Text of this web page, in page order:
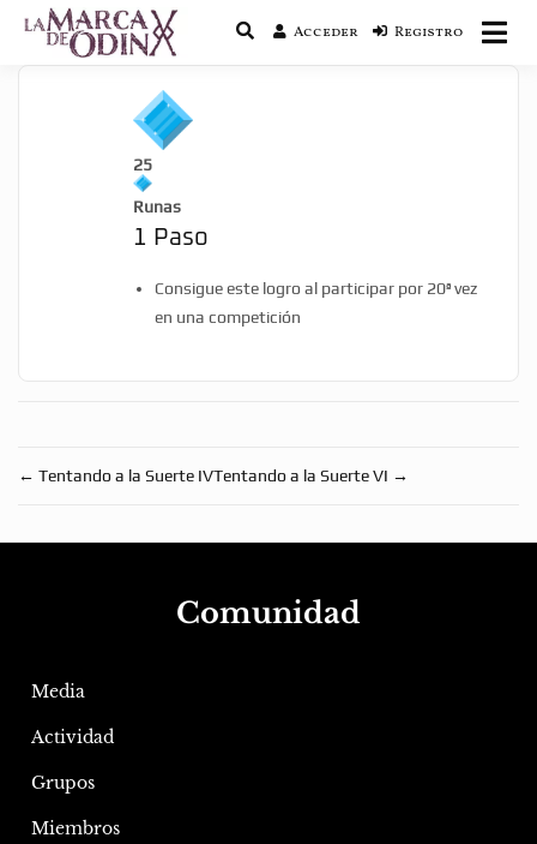
La Marca de Odín
La saga literaria transmedia que fusiona
actualidad con mitología nórdica y
Acceder Registro
25
Runas
1 Paso
Consigue este logro al participar por 20ª vez
en una competición
← Tentando a la Suerte IVTentando a la Suerte VI →
Comunidad
Media
Actividad
Grupos
Miembros